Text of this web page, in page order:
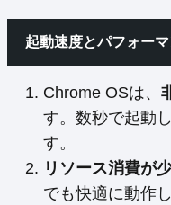
起動速度とパフォー
Chrome OSは、
す。数秒で起動
す。
リソース消費が
でも快適に動作